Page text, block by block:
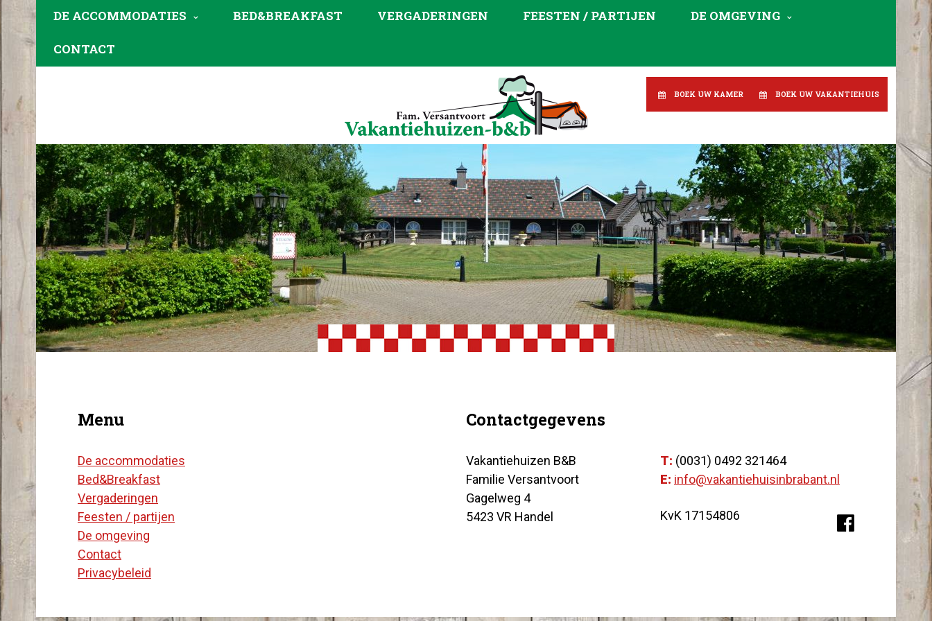
DE ACCOMMODATIES BED&BREAKFAST VERGADERINGEN FEESTEN / PARTIJEN DE OMGEVING
CONTACT
BOEK UW KAMER BOEK UW VAKANTIEHUIS
Menu
De accommodaties
Bed&Breakfast
Vergaderingen
Feesten / partijen
De omgeving
Contact
Privacybeleid
Contactgegevens
Vakantiehuizen B&B
Familie Versantvoort
Gagelweg 4
5423 VR Handel
T: (0031) 0492 321464
E: info@vakantiehuisinbrabant.nl
KvK 17154806